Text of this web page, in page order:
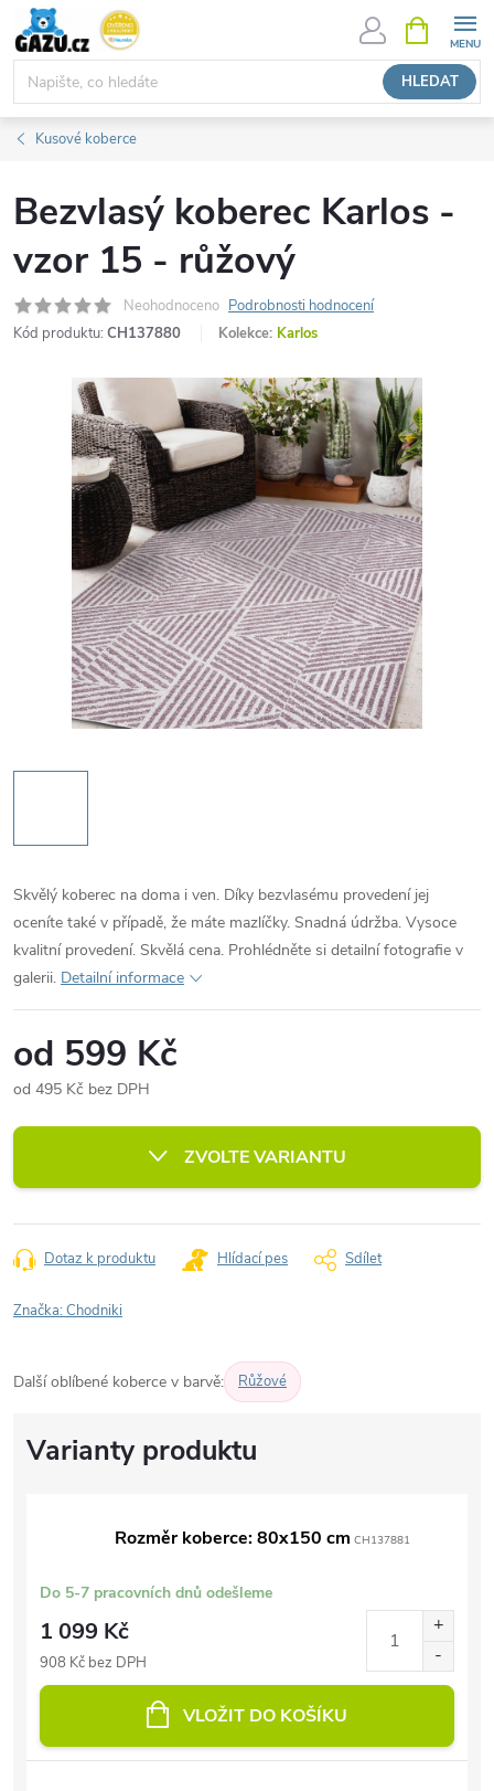
Přejít
obsah
HLEDAT
NÁKUPNÍ
KOŠÍK
Kusové koberce
Bezvlasý koberec Karlos -
vzor 15 - růžový
Neohodnoceno Podrobnosti hodnocení
Kód produktu: CH137880 Kolekce: Karlos
Skvělý koberec na doma i ven. Díky bezvlasému provedení jej
oceníte také v případě, že máte mazlíčky. Snadná údržba. Vysoce
kvalitní provedení. Skvělá cena. Prohlédněte si detailní fotografie v
galerii. Detailní informace
od 599 Kč
od 495 Kč bez DPH
cena:
ZVOLTE VARIANTU
Dotaz k produktu Hlídací pes Sdílet
Značka:Chodniki
Další oblíbené koberce v barvě: Růžové
Rozměr koberce: 80x150 cm CH137881
Do 5-7 pracovních dnů odešleme
1 099 Kč
908 Kč bez DPH
VLOŽIT DO KOŠÍKU